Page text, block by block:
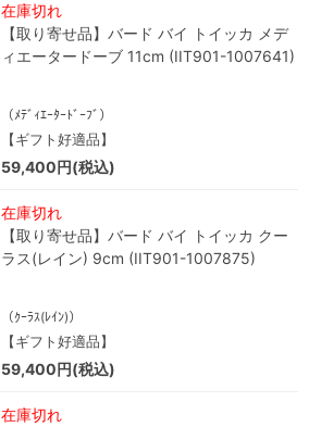
在庫切れ
【取り寄せ品】バード バイ トイッカ メデ
ィエータードーブ 11cm (IIT901-1007641)
（ﾒﾃﾞｨｴｰﾀｰﾄﾞｰﾌﾞ）
【ギフト好適品】
59,400円(税込)
在庫切れ
【取り寄せ品】バード バイ トイッカ クー
ラス(レイン) 9cm (IIT901-1007875)
（ｸｰﾗｽ(ﾚｲﾝ)）
【ギフト好適品】
59,400円(税込)
在庫切れ